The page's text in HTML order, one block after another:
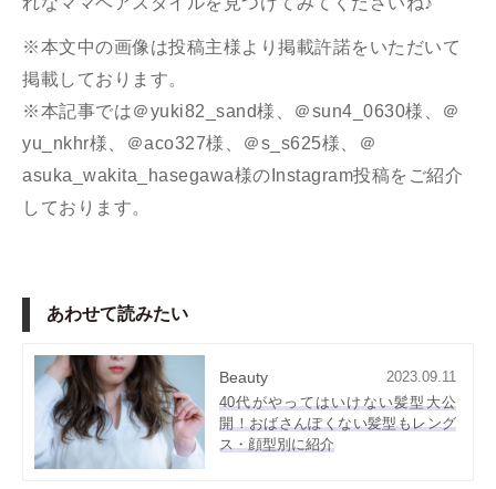
※本文中の画像は投稿主様より掲載許諾をいただいて
掲載しております。
※本記事では＠yuki82_sand様、＠sun4_0630様、＠
yu_nkhr様、＠aco327様、＠s_s625様、＠
asuka_wakita_hasegawa様のInstagram投稿をご紹介
しております。
あわせて読みたい
Beauty
2023.09.11
40代がやってはいけない髪型大公
開！おばさんぽくない髪型もレング
ス・顔型別に紹介